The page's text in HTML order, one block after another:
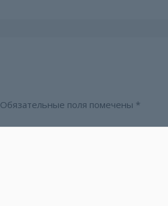
Обязательные поля помечены *